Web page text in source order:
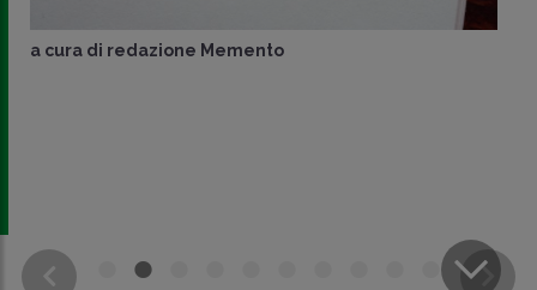
CONDIVIDI
a cura di redazione Memento